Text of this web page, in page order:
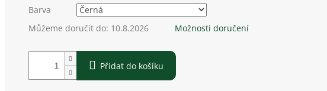
Barva
Můžeme doručit do: 10.8.2026 Možnosti doručení
Přidat do košíku